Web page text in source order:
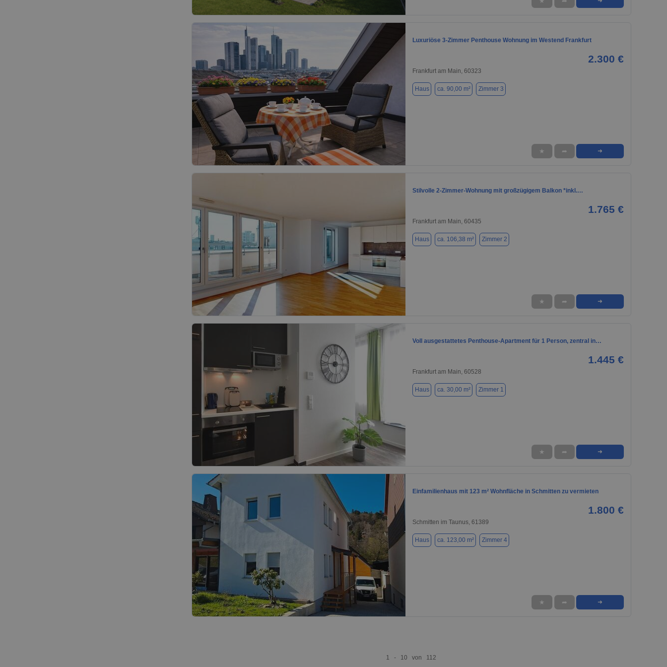
Luxuriöse 3-Zimmer Penthouse Wohnung im Westend Frankfurt
2.300 €
Frankfurt am Main, 60323
Haus ca. 90,00 m² Zimmer 3
★ ➦ ➜
1 / 22
Stilvolle 2-Zimmer-Wohnung mit großzügigem Balkon *inkl.…
1.765 €
Frankfurt am Main, 60435
Haus ca. 106,38 m² Zimmer 2
★ ➦ ➜
Voll ausgestattetes Penthouse-Apartment für 1 Person, zentral in…
1.445 €
Frankfurt am Main, 60528
Haus ca. 30,00 m² Zimmer 1
★ ➦ ➜
Einfamilienhaus mit 123 m² Wohnfläche in Schmitten zu vermieten
1.800 €
Schmitten im Taunus, 61389
Haus ca. 123,00 m² Zimmer 4
★ ➦ ➜
1 - 10 von 112